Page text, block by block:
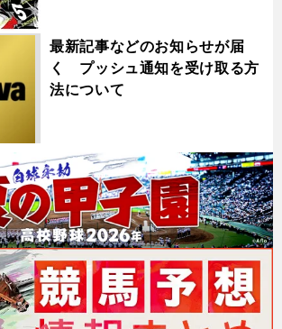
最新記事などのお知らせが届
く プッシュ通知を受け取る方
法について